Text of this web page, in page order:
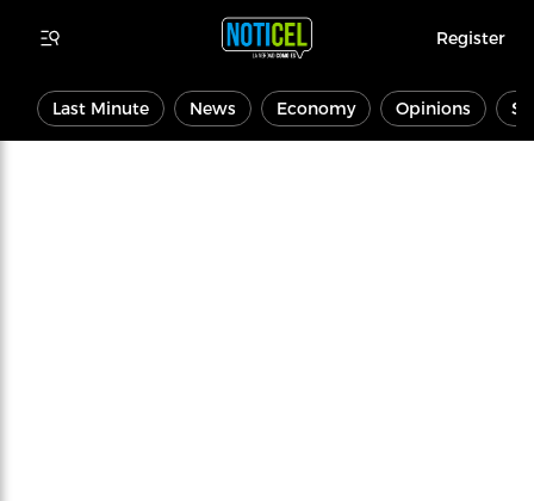
Register
Last Minute News Economy Opinions